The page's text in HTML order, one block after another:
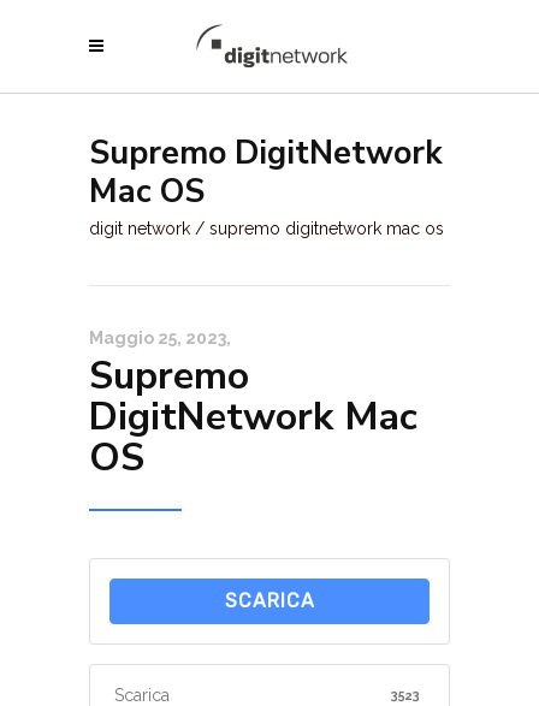
Supremo DigitNetwork
Mac OS
digit network / supremo digitnetwork mac os
Maggio 25, 2023
Supremo
DigitNetwork Mac
OS
SCARICA
Scarica 3523